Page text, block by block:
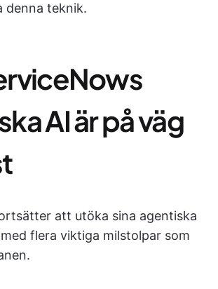
denna teknik.
AI är på väg
att utöka sina agentiska
flera viktiga milstolpar som